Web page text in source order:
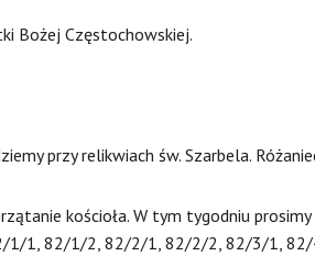
Bożej Częstochowskiej.
przy relikwiach św. Szarbela.
kościoła. W tym tygodniu
1/1, 82/1/2, 82/2/1, 82/2/2, 82/3/1,